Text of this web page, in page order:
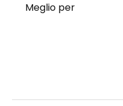
Meglio per